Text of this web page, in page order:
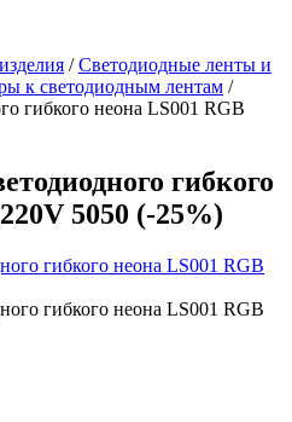
/Светодиодные ленты и
к светодиодным лентам /
гибкого неона LS001 RGB
гибкого
5050 (-25%)